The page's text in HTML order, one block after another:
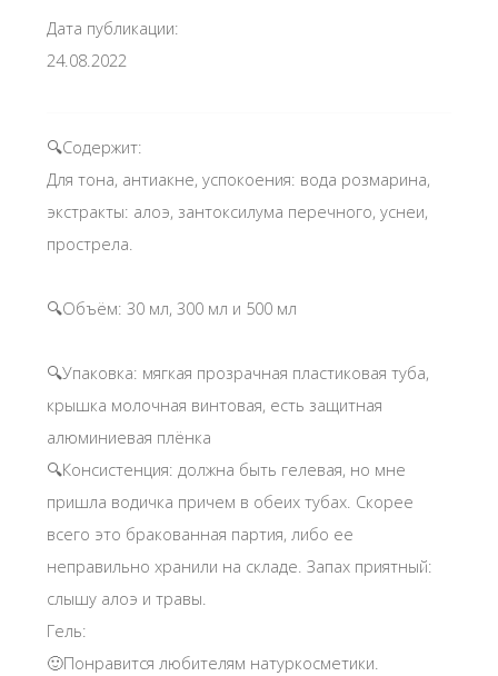
Дата публикации:
24.08.2022
🔍Содержит:
Для тона, антиакне, успокоения: вода розмарина,
экстракты: алоэ, зантоксилума перечного, уснеи,
прострела.
🔍Объём: 30 мл, 300 мл и 500 мл
🔍Упаковка: мягкая прозрачная пластиковая туба,
крышка молочная винтовая, есть защитная
алюминиевая плёнка
🔍Консистенция: должна быть гелевая, но мне
пришла водичка причем в обеих тубах. Скорее
всего это бракованная партия, либо ее
неправильно хранили на складе. Запах приятный:
слышу алоэ и травы.
Гель:
🙂Понравится любителям натуркосметики.